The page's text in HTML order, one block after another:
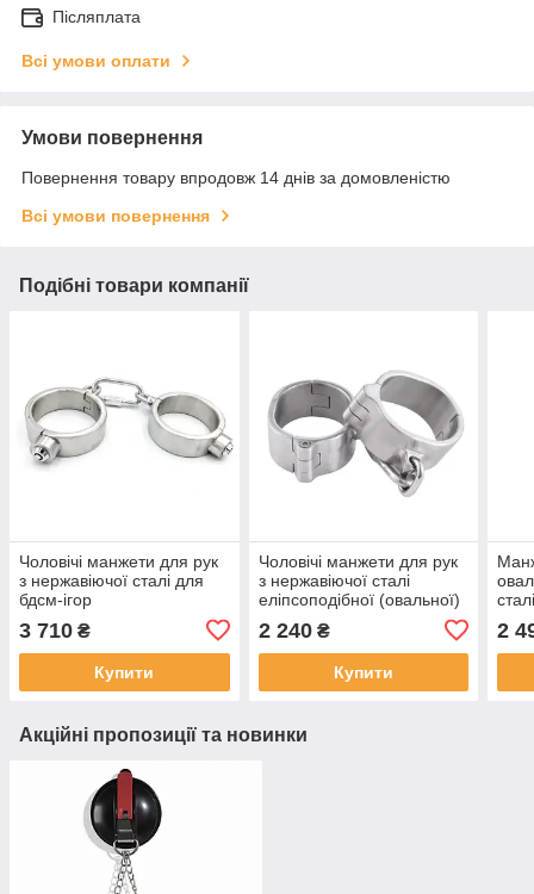
Післяплата
Всі умови оплати
Умови повернення
Повернення товару впродовж 14 днів за домовленістю
Всі умови повернення
Подібні товари компанії
Чоловічі манжети для рук
з нержавіючої сталі для
бдсм-ігор
3 710 ₴
Купити
Чоловічі манжети для рук
з нержавіючої сталі
еліпсоподібної (овальної)
2 240₴
Купити
2
Акційні пропозиції та новинки